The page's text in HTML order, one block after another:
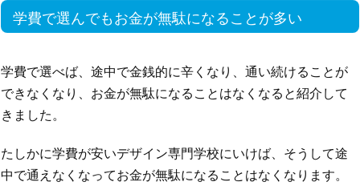
学費で選んでもお金が無駄になることが多い
学費で選べば、途中で金銭的に辛くなり、通い続けることが
できなくなり、お金が無駄になることはなくなると紹介して
きました。
たしかに学費が安いデザイン専門学校にいけば、そうして途
中で通えなくなってお金が無駄になることはなくなります。